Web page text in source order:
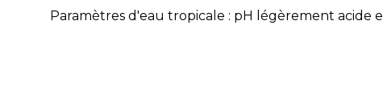
Paramètres d'eau tropicale : pH légèrement